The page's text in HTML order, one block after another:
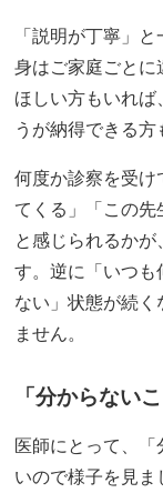
「説明が丁寧」
身はご家庭ごとに
ほしい方もいれば
うが納得できる方
何度か診察を受け
てくる」「この先
と感じられるかが
す。逆に「いつも
ない」状態が続く
ません。
「分からない
医師にとって、
いので様子を見ま